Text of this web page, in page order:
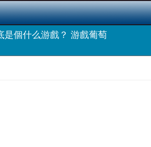
是個什么游戲？ 游戲葡萄